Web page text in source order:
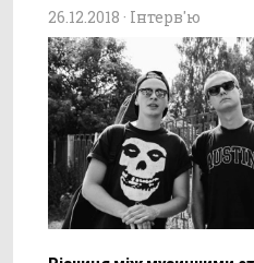
26.12.2018 · Інтерв'ю